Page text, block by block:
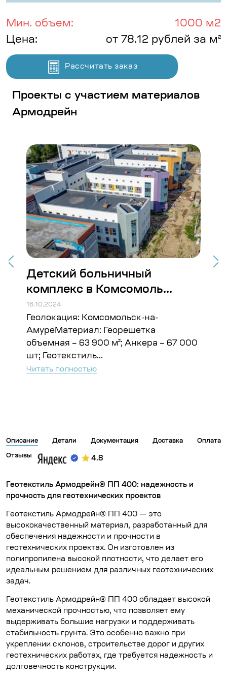
Мин. объем:
1000 м2
Цена:
от 78.12 рублей за м²
Рассчитать заказ
Проекты с участием материалов
Армодрейн
Детский больничный
комплекс в Комсомоль...
16.10.2024
Геолокация: Комсомольск-на-
АмуреМатериал: Георешетка
объемная – 63 900 м²; Анкера – 67 000
шт; Геотекстиль...
Читать полностью
Описание Детали Документация Доставка Оплата
Отзывы 4.8
Геотекстиль Армодрейн® ПП 400: надежность и
прочность для геотехнических проектов
Геотекстиль Армодрейн® ПП 400 — это
высококачественный материал, разработанный для
обеспечения надежности и прочности в
геотехнических проектах. Он изготовлен из
полипропилена высокой плотности, что делает его
идеальным решением для различных геотехнических
задач.
Геотекстиль Армодрейн® ПП 400 обладает высокой
механической прочностью, что позволяет ему
выдерживать большие нагрузки и поддерживать
стабильность грунта. Это особенно важно при
укреплении склонов, строительстве дорог и других
геотехнических работах, где требуется надежность и
долговечность конструкции.